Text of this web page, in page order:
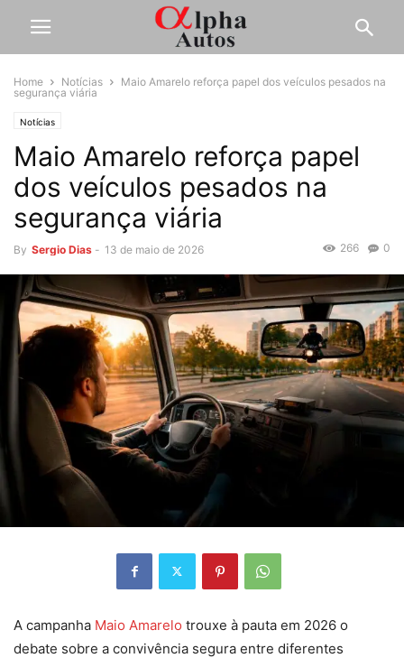
Home Notícias
Maio Amarelo reforça papel dos veículos pesados na
segurança viária
Notícias
Maio Amarelo reforça papel
dos veículos pesados na
segurança viária
By Sergio Dias - 13 de maio de 2026 0
266
A campanha Maio Amarelo trouxe à pauta em 2026 o
debate sobre a convivência segura entre diferentes